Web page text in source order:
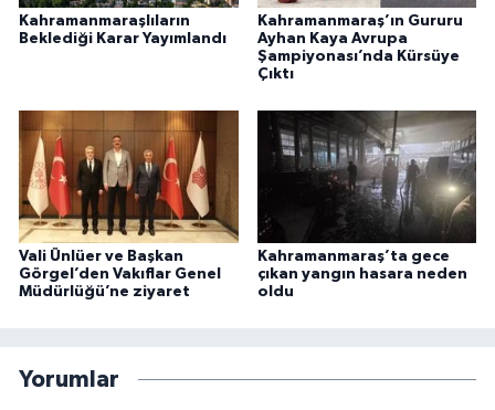
Kahramanmaraşlıların
Beklediği Karar Yayımlandı
Kahramanmaraş’ın Gururu
Ayhan Kaya Avrupa
Şampiyonası’nda Kürsüye
Çıktı
Vali Ünlüer ve Başkan
Görgel’den Vakıflar Genel
Müdürlüğü’ne ziyaret
Kahramanmaraş’ta gece
çıkan yangın hasara neden
oldu
Yorumlar